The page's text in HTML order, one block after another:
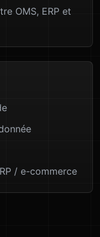
OMS, ERP et
/ e-commerce